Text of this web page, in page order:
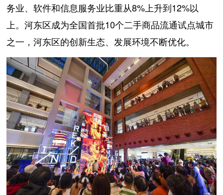
务业、软件和信息服务业比重从8%上升到12%以
上。河东区成为全国首批10个二手商品流通试点城市
之一，河东区的创新生态、发展环境不断优化。